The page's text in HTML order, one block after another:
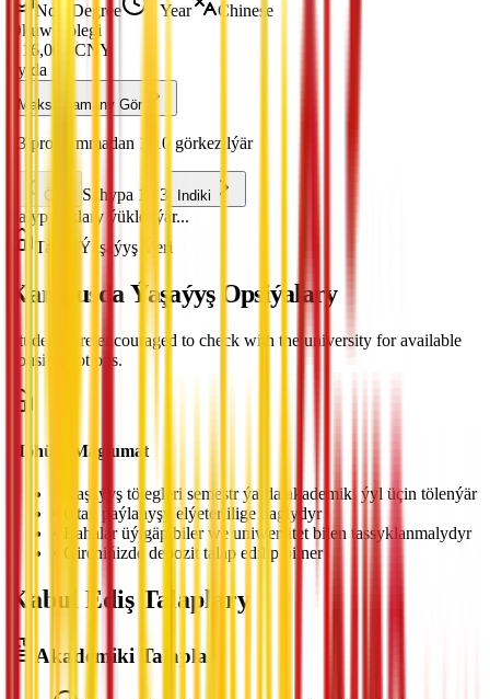
Non-Degree 1 Year
Chinese
Okuw Tölegi
16,000
CNY
ýylda
Maksatnamany Gör
23 programmadan 1-10 görkezilýär
Öňki Sahypa 1 / 3 Indiki
Talyp haklary ýüklenýär...
Talyp Ýaşaýyş Ýeri
Kampusda Ýaşaýyş Opsiýalary
Students are encouraged to check with the university for available
housing options.
Möhüm Maglumat
Ýaşaýyş tölegleri semestr ýa-da akademiki ýyl üçin tölenýär
Otag paýlanyşy elýeterlilige baglydyr
Bahalar üýtgäp biler we uniwersitet bilen tassyklanmalydyr
Gireniňizde depozit talap edilip bilner
Kabul Ediş Talaplary
Akademiki Talaplar